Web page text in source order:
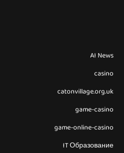
AI News
casino
catonvillage.org.uk
game-casino
game-online-casino
IT Образование